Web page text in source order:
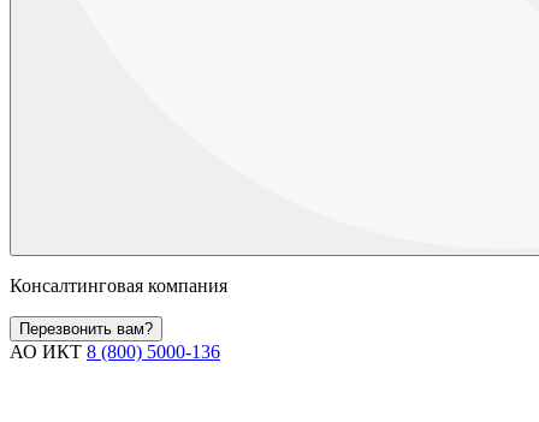
Консалтинговая компания
Перезвонить вам?
АО ИКТ 8 (800) 5000-136